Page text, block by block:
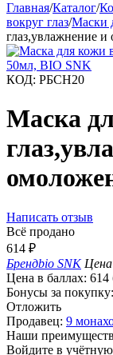
Главная/Каталог/
вокруг глаз/Маски
глаз,увлажнение
КОД: РБСН20
Маска
Написать отзыв
Всё продано
614 ₽
Брендbio SNK Цена
Цена в баллах: 614
Бонусы за покупку:
Отложить
Продавец: 9
Наши
Войдите в